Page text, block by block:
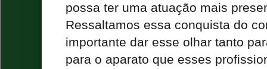
possa ter uma atuação mais
Ressaltamos essa conquista do
importante dar esse olhar tanto
para o aparato que esses